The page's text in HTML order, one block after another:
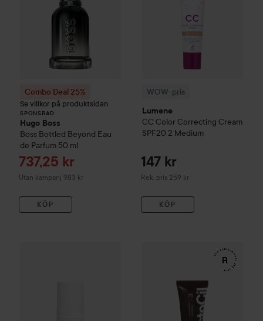
Combo Deal 25%
Se villkor på produktsidan
SPONSRAD
Hugo Boss
Boss Bottled Beyond Eau
de Parfum 50 ml
Reapris
737,25 kr
Utan kampanj 983 kr
KÖP
WOW-pris
Lumene
CC Color Correcting Cream
SPF20 2 Medium
147 kr
Rek. pris 259 kr
Rekommenderat pris 259 kr
KÖP
Rekommenderat pris 279 kr
RefectoCilEyelash